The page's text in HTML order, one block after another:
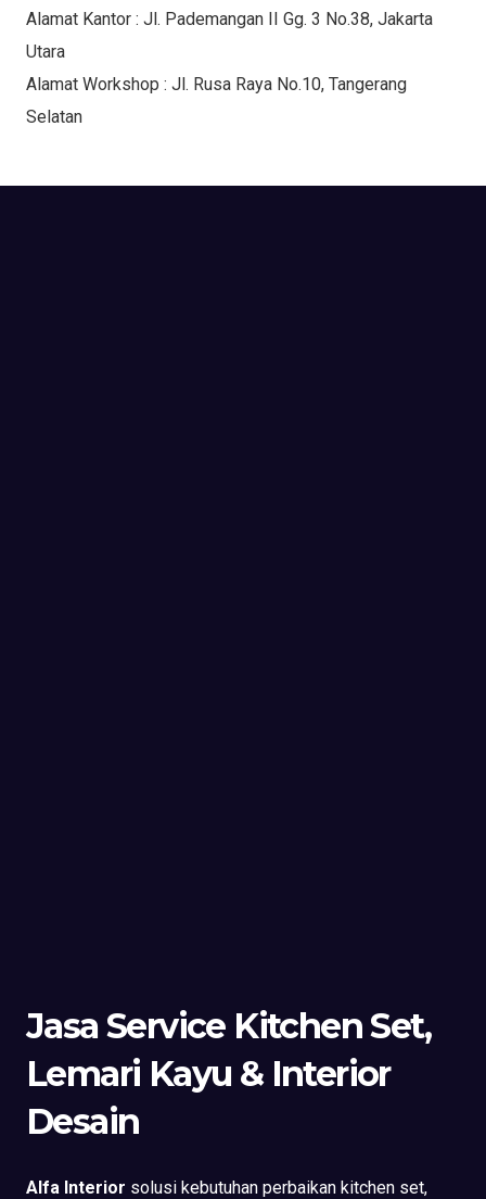
Alamat Kantor : Jl. Pademangan II Gg. 3 No.38, Jakarta
Utara
Alamat Workshop : Jl. Rusa Raya No.10, Tangerang
Selatan
Jasa Service Kitchen Set,
Lemari Kayu & Interior
Desain
Alfa Interior solusi kebutuhan perbaikan kitchen set,